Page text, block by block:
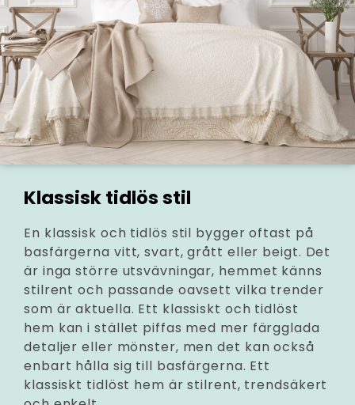
Klassisk tidlös stil
En klassisk och tidlös stil bygger oftast på
basfärgerna vitt, svart, grått eller beigt. Det
är inga större utsvävningar, hemmet känns
stilrent och passande oavsett vilka trender
som är aktuella. Ett klassiskt och tidlöst
hem kan i stället piffas med mer färgglada
detaljer eller mönster, men det kan också
enbart hålla sig till basfärgerna. Ett
klassiskt tidlöst hem är stilrent, trendsäkert